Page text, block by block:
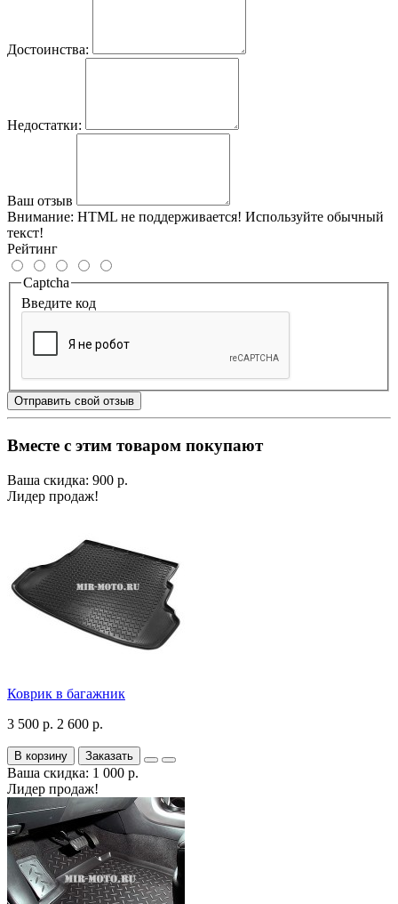
Достоинства:
Недостатки:
Ваш отзыв
Внимание: HTML не поддерживается! Используйте обычный
текст!
Рейтинг
Captcha
Введите код
Отправить свой отзыв
Вместе с этим товаром покупают
Ваша скидка: 900 р.
Лидер продаж!
Коврик в багажник
3 500 р. 2 600 р.
В корзину Заказать
Ваша скидка: 1 000 р.
Лидер продаж!